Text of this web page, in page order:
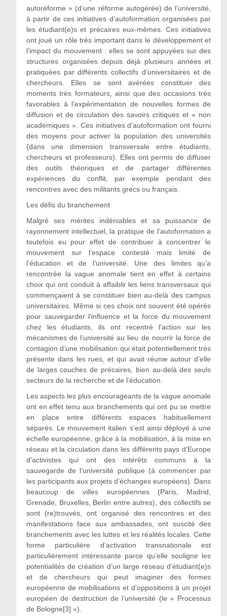
autoréforme » (d’une réforme autogérée) de l’université,
à partir de ces initiatives d’autoformation organisées par
les étudiant(e)s et précaires eux-mêmes. Ces initiatives
ont joué un rôle très important dans le développement et
l’impact du mouvement : elles se sont appuyées sur des
structures organisées depuis déjà plusieurs années et
pratiquées par différents collectifs d’universitaires et de
chercheurs. Elles se sont avérées constituer des
moments très formateurs, ainsi que des occasions très
favorables à l’expérimentation de nouvelles formes de
diffusion et de circulation des savoirs critiques et « non
académiques ». Ces initiatives d’autoformation ont fourni
des moyens pour activer la population des universités
(dans une dimension transversale entre étudiants,
chercheurs et professeurs). Elles ont permis de diffuser
des outils théoriques et de partager différentes
expériences du conflit, par exemple pendant des
rencontres avec des militants grecs ou français.
Les défis du branchement
Malgré ses mérites indéniables et sa puissance de
rayonnement intellectuel, la pratique de l’autoformation a
toutefois eu pour effet de contribuer à concentrer le
mouvement sur l’espace contesté mais limité de
l’éducation et de l’université. Une des limites qu’a
rencontrée la vague anomale tient en effet à certains
choix qui ont conduit à affaiblir les liens transversaux qui
commençaient à se constituer bien au-delà des campus
universitaires. Même si ces choix ont souvent été opérés
pour sauvegarder l’influence et la force du mouvement
chez les étudiants, ils ont recentré l’action sur les
mécanismes de l’université au lieu de nourrir la force de
contagion d’une mobilisation qui était potentiellement très
présente dans les rues, et qui avait réunie autour d’elle
de larges couches de précaires, bien au-delà des seuls
secteurs de la recherche et de l’éducation.
Les aspects les plus encourageants de la vague anomale
ont en effet tenu aux branchements qui ont pu se mettre
en place entre différents espaces habituellement
séparés. Le mouvement italien s’est ainsi déployé à une
échelle européenne, grâce à la mobilisation, à la mise en
réseau et la circulation dans les différents pays d’Europe
d’activistes qui ont des intérêts communs à la
sauvegarde de l’université publique (à commencer par
les participants aux projets d’échanges européens). Dans
beaucoup de villes européennes (Paris, Madrid,
Grenade, Bruxelles, Berlin entre autres), des collectifs se
sont (re)trouvés, ont organisé des rencontres et des
manifestations face aux ambassades, ont suscité des
branchements avec les luttes et les réalités locales. Cette
forme particulière d’activation transnationale est
particulièrement intéressante parce qu’elle souligne les
potentialités de création d’un large réseau d’étudiant(e)s
et de chercheurs qui peut imaginer des formes
européenne de mobilisations et d’oppositions à un projet
européen de destruction de l’université (le « Processus
de Bologne[3] »).